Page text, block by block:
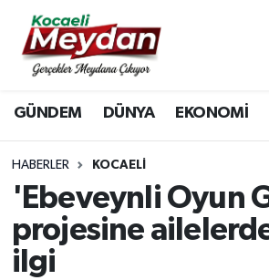
GÜNDEM DÜNYA EKONOMİ
HABERLER KOCAELI
'Ebeveynli Oyun
projesine
ilgi
Nöbetçi Eczaneler
Hava Durumu
Trafik Durumu
Süper Lig Puan Durumu ve
Tüm Manşetler